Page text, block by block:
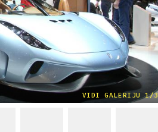
VIDI GALERIJU 1/3